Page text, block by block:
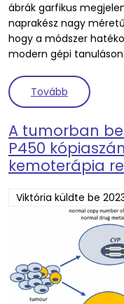
ábrák garfikus
naprakész nagy
hogy a módszer
modern gépi
Tovább (Új
A tumorban
P450
kemoterápia
Viktória küldte be